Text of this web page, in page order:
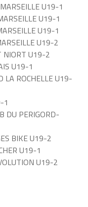
U19-1
U19-1
U19-1
U19-2
NIORT U19-2
U19-1
LA ROCHELLE U19-
1
DU PERIGORD-
BIKE U19-2
U19-1
U19-2